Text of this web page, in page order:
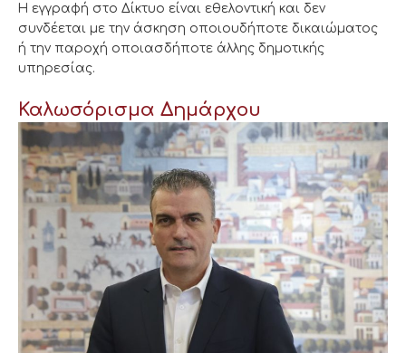
Η εγγραφή στο Δίκτυο είναι εθελοντική και δεν
συνδέεται με την άσκηση οποιουδήποτε δικαιώματος
ή την παροχή οποιασδήποτε άλλης δημοτικής
υπηρεσίας.
Καλωσόρισμα Δημάρχου